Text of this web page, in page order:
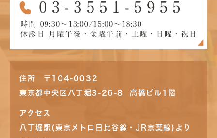
住所 〒104-0032
東京都中央区八丁堀3-26-8 高橋ビル1階
アクセス
八丁堀駅(東京メトロ日比谷線・JR京葉線)より